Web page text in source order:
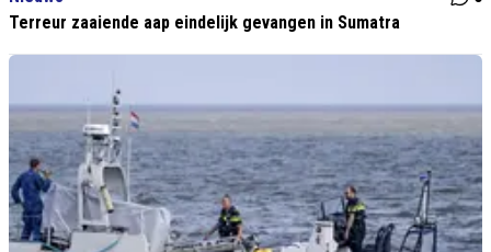
Terreur zaaiende aap eindelijk gevangen in Sumatra